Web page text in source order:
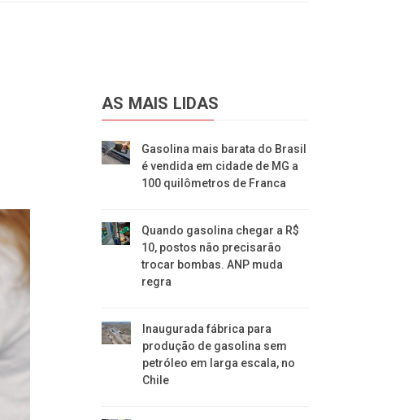
AS MAIS LIDAS
Gasolina mais barata do Brasil
é vendida em cidade de MG a
100 quilômetros de Franca
Quando gasolina chegar a R$
10, postos não precisarão
trocar bombas. ANP muda
regra
Inaugurada fábrica para
produção de gasolina sem
petróleo em larga escala, no
Chile